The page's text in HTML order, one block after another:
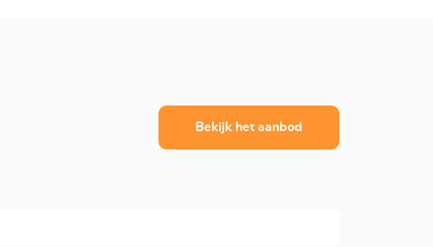
Bekijk het aanbod